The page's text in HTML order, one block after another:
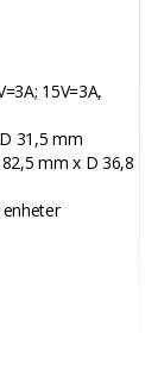
15V=3A,
31,5 mm
mm x D 36,8
enheter